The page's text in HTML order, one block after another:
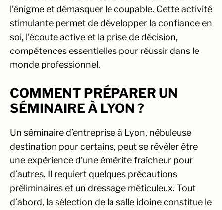
l’énigme et démasquer le coupable. Cette activité
stimulante permet de développer la confiance en
soi, l’écoute active et la prise de décision,
compétences essentielles pour réussir dans le
monde professionnel.
COMMENT PRÉPARER UN
SÉMINAIRE À LYON ?
Un séminaire d’entreprise à Lyon, nébuleuse
destination pour certains, peut se révéler être
une expérience d’une émérite fraîcheur pour
d’autres. Il requiert quelques précautions
préliminaires et un dressage méticuleux. Tout
d’abord, la sélection de la salle idoine constitue le